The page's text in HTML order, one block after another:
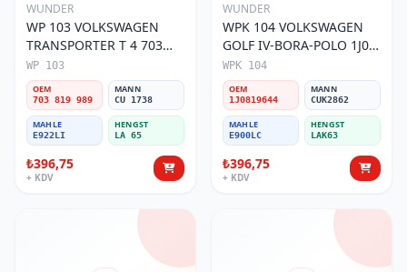
WUNDER
WP 103 VOLKSWAGEN
TRANSPORTER T 4 703
819 989 Polen Filtresi
WP 103
OEM
703 819 989
MANN
CU 1738
MAHLE
E922LI
HENGST
LA 65
₺396,75
+ KDV
WUNDER
WPK 104 VOLKSWAGEN
GOLF IV-BORA-POLO 1J0
819 644 Polen Filtresi
WPK 104
OEM
1J0819644
MANN
CUK2862
MAHLE
E900LC
HENGST
LAK63
₺396,75
+ KDV